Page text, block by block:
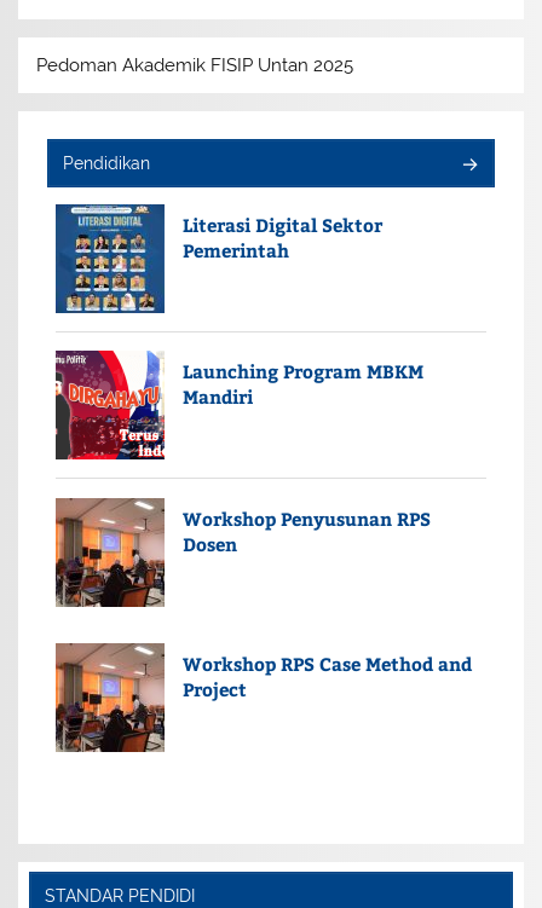
Pedoman Akademik FISIP Untan 2025
Pendidikan
Literasi Digital Sektor
Pemerintah
Launching Program MBKM
Mandiri
Workshop Penyusunan RPS
Dosen
Workshop RPS Case Method and
Project
STANDAR PENDIDI